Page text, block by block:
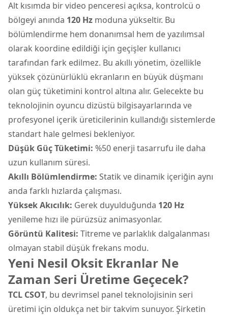
Alt kısımda bir video penceresi açıksa, kontrolcü o
bölgeyi anında 120 Hz moduna yükseltir. Bu
bölümlendirme hem donanımsal hem de yazılımsal
olarak koordine edildiği için geçişler kullanıcı
tarafından fark edilmez. Bu akıllı yönetim, özellikle
yüksek çözünürlüklü ekranların en büyük düşmanı
olan güç tüketimini kontrol altına alır. Gelecekte bu
teknolojinin oyuncu dizüstü bilgisayarlarında ve
profesyonel içerik üreticilerinin kullandığı sistemlerde
standart hale gelmesi bekleniyor.
Düşük Güç Tüketimi: %50 enerji tasarrufu ile daha
uzun kullanım süresi.
Akıllı Bölümlendirme: Statik ve dinamik içeriğin aynı
anda farklı hızlarda çalışması.
Yüksek Akıcılık: Gerek duyulduğunda 120 Hz
yenileme hızı ile pürüzsüz animasyonlar.
Görüntü Kalitesi: Titreme ve parlaklık dalgalanması
olmayan stabil düşük frekans modu.
Yeni Nesil Oksit Ekranlar Ne
Zaman Seri Üretime Geçecek?
TCL CSOT, bu devrimsel panel teknolojisinin seri
üretimi için oldukça net bir takvim sunuyor. Şirketin